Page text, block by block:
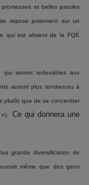
et belles paroles
repose justement sur un
qui est absent de la FQÉ
qui seront redevables aux
auront plus tendances à
plutôt que de se concentrer
»).Ce quidonnera une
grande diversification de
même que des gens